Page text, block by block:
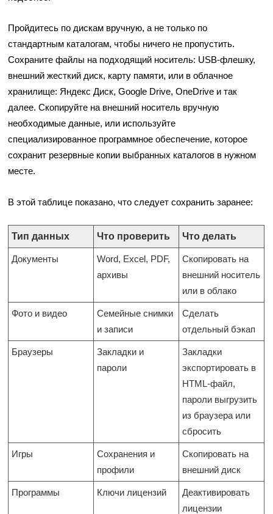
Пройдитесь по дискам вручную, а не только по
стандартным каталогам, чтобы ничего не пропустить.
Сохраните файлы на подходящий носитель: USB-флешку,
внешний жесткий диск, карту памяти, или в облачное
хранилище: Яндекс Диск, Google Drive, OneDrive и так
далее. Скопируйте на внешний носитель вручную
необходимые данные, или используйте
специализированное программное обеспечение, которое
сохранит резервные копии выбранных каталогов в нужном
месте.
В этой таблице показано, что следует сохранить заранее:
Тип данных Что проверить Что делать
Документы
Word, Excel, PDF,
архивы
Скопировать на
внешний носитель
или в облако
Фото и видео
Семейные снимки
и записи
Сделать
отдельный бэкап
Браузеры
Закладки и
пароли
Закладки
экспортировать в
HTML-файл,
пароли выгрузить
из браузера или
сбросить
Игры
Сохранения и
профили
Скопировать на
внешний диск
Программы Ключи лицензий
Деактивировать
лицензии